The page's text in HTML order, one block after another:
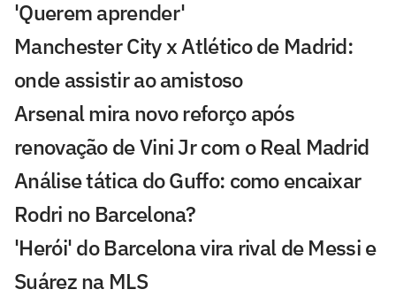
'Querem aprender'
Manchester City x Atlético de Madrid:
onde assistir ao amistoso
Arsenal mira novo reforço após
renovação de Vini Jr com o Real Madrid
Análise tática do Guffo: como encaixar
Rodri no Barcelona?
'Herói' do Barcelona vira rival de Messi e
Suárez na MLS